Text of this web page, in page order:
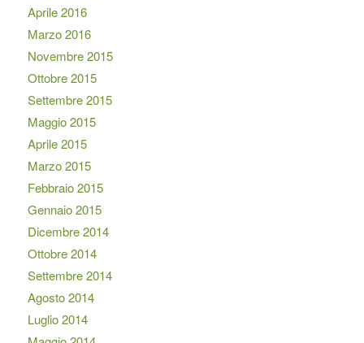
Aprile 2016
Marzo 2016
Novembre 2015
Ottobre 2015
Settembre 2015
Maggio 2015
Aprile 2015
Marzo 2015
Febbraio 2015
Gennaio 2015
Dicembre 2014
Ottobre 2014
Settembre 2014
Agosto 2014
Luglio 2014